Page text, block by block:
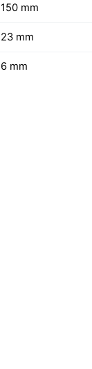
150 mm
23 mm
6 mm